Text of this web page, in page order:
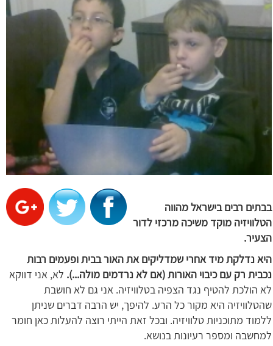
בבתים רבים בישראל מהווה
הטלוויזיה מוקד משיכה מרכזי לדור
הצעיר.
היא נדלקת מיד אחרי שמדליקים את האור בבית ופעמים רבות
נכבית רק עם כיבוי האורות (אם לא נרדמים מולה...). לא, אני דווקא
לא הולכת להטיף נגד הצפיה בטלוויזיה. אני גם לא חושבת
שהטלוויזיה היא מקור כל הרע. להיפך, יש הרבה דברים שניתן
ללמוד מתוכניות טלוויזיה. ובכל זאת הייתי רוצה להעלות כאן חומר
למחשבה ומספר רעיונות בנושא.